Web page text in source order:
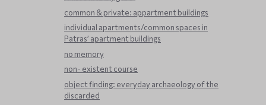
common & private: appartment buildings
individual apartments/common spaces in
Patras’ apartment buildings
no memory
non- existent course
object finding: everyday archaeology of the
discarded